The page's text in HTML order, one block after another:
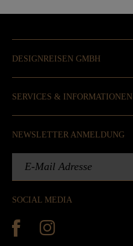
DESIGNREISEN GMBH
SERVICES & INFORMATIONEN
SOCIAL MEDIA
NEWSLETTER ANMELDUNG